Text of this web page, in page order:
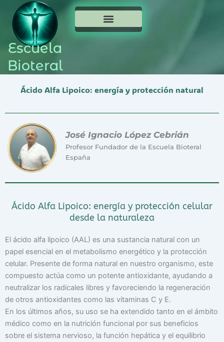
Escuela
Bioteral
Ácido Alfa Lipoico: energía y protección natural
José Ignacio López Cebrián
Profesor Fundador de la Escuela Bioteral
España
Ácido Alfa Lipoico: energía y protección celular
desde la naturaleza
El ácido alfa lipoico (AAL) es una sustancia natural con un
papel esencial en el metabolismo energético y la protección
celular. Presente de forma natural en nuestro organismo, este
compuesto actúa como un potente antioxidante, ayudando a
neutralizar los radicales libres y favoreciendo la regeneración
de otros antioxidantes como las vitaminas C y E.
En los últimos años, su uso se ha extendido tanto en el ámbito
médico como en la nutrición funcional por sus beneficios
sobre el sistema nervioso, la función hepática y el equilibrio